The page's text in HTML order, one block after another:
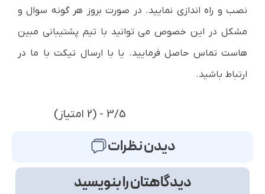
نصب و راه اندازی نمایید. در صورت بروز هر گونه سوال و
مشکل در این خصوص می توانید با تیم پشتیبانی مبین
هاست تماس حاصل فرمایید. یا با ارسال تیکت با ما در
ارتباط باشید.
3/5 - (2 امتیاز)
دیدن نظرات
دیدگاهتان را بنویسید